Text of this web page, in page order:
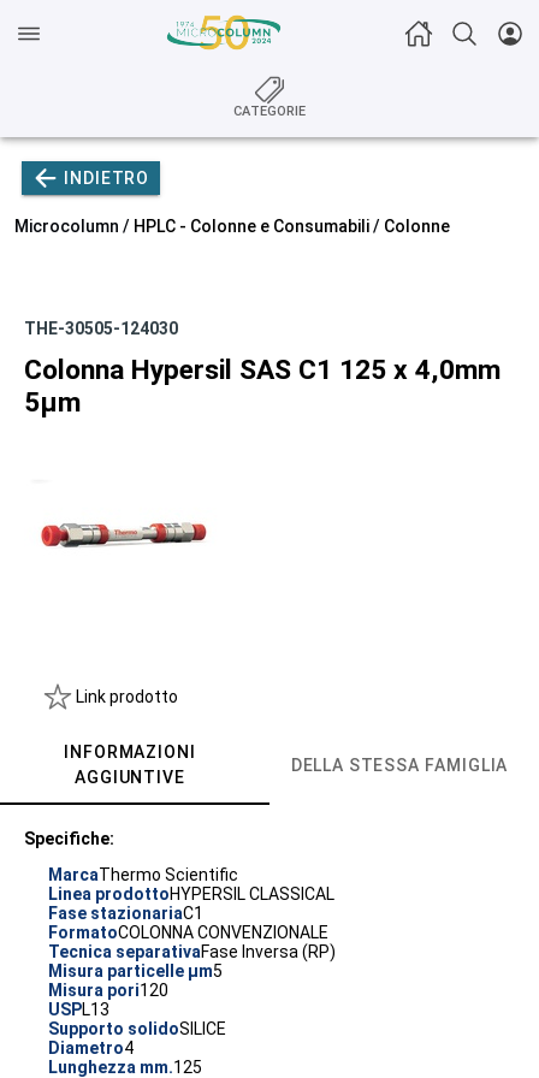
CATEGORIE
INDIETRO
Microcolumn / HPLC - Colonne e Consumabili/ Colonne
THE-30505-124030
Colonna Hypersil SAS C1 125 x 4,0mm
5µm
Link prodotto
INFORMAZIONI
AGGIUNTIVE
DELLA STESSA FAMIGLIA
Specifiche:
MarcaThermo Scientific
Linea prodottoHYPERSIL CLASSICAL
Fase stazionariaC1
FormatoCOLONNA CONVENZIONALE
Tecnica separativaFase Inversa (RP)
Misura particelle µm5
Misura pori120
USPL13
Supporto solidoSILICE
Diametro4
Lunghezza mm.125